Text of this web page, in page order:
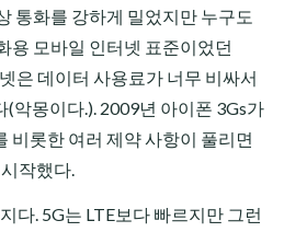
통화를 강하게 밀었지만 누구도
용 모바일 인터넷 표준이었던
은 데이터 사용료가 너무 비싸서
악몽이다.). 2009년 아이폰 3Gs가
비롯한 여러 제약 사항이 풀리면
작했다.
다. 5G는 LTE보다 빠르지만 그런